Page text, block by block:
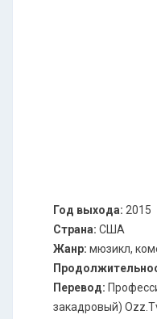
Год выхода: 2015
Страна: США
Жанр: мюзикл,
Перевод:
закадровый)